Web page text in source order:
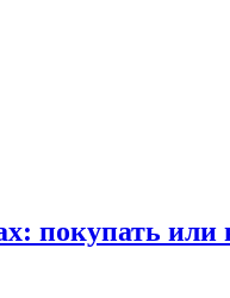
покупать или